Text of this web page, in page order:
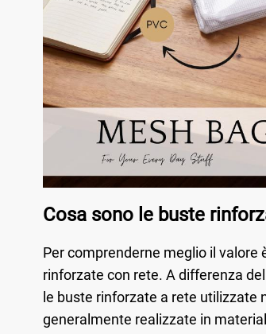
Cosa sono le buste
Per comprenderne meglio il
rinforzate con rete. A differenza
le buste rinforzate a rete utilizzate
generalmente realizzate in